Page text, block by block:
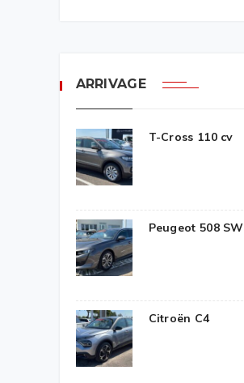
ARRIVAGE
T-Cross 110 cv
Peugeot 508 SW
Citroën C4